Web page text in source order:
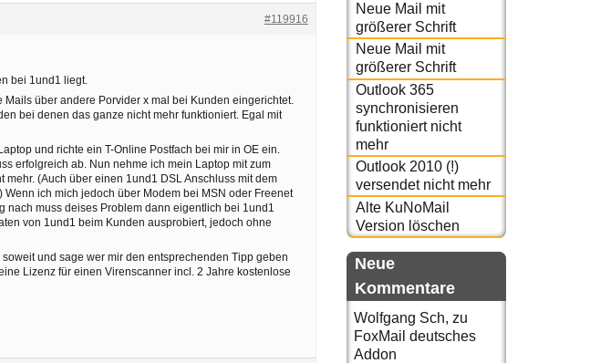
#119916
bei 1und1 liegt.
über andere Porvider x mal bei Kunden eingerichtet.
bei denen das ganze nicht mehr funktioniert. Egal mit
und richte ein T-Online Postfach bei mir in OE ein.
erfolgreich ab. Nun nehme ich mein Laptop mit zum
(Auch über einen 1und1 DSL Anschluss mit dem
ich mich jedoch über Modem bei MSN oder Freenet
muss deises Problem dann eigentlich bei 1und1
von 1und1 beim Kunden ausprobiert, jedoch ohne
und sage wer mir den entsprechenden Tipp geben
Lizenz für einen Virenscanner incl. 2 Jahre kostenlose
Neue Mail mit
größerer Schrift
Neue Mail mit
größerer Schrift
Outlook 365
synchronisieren
funktioniert nicht
mehr
Outlook 2010 (!)
versendet nicht mehr
Alte KuNoMail
Version löschen
Neue
Kommentare
Wolfgang Sch, zu
FoxMail deutsches
Addon